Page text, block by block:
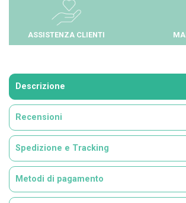
ASSISTENZA CLIENTI
Descrizione
Recensioni
Spedizione e Tracking
Metodi di pagamento